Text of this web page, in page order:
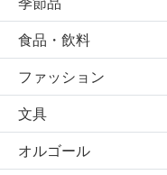
食品・飲料
ファッション
文具
オルゴール